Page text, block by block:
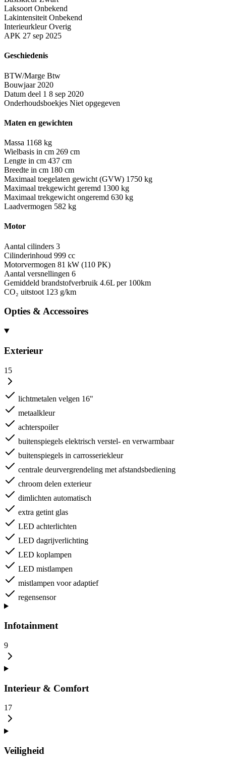
Laksoort Onbekend
Lakintensiteit Onbekend
Interieurkleur Overig
APK 27 sep 2025
Geschiedenis
BTW/Marge Btw
Bouwjaar 2020
Datum deel 1 8 sep 2020
Onderhoudsboekjes Niet opgegeven
Maten en gewichten
Massa 1168 kg
Wielbasis in cm 269 cm
Lengte in cm 437 cm
Breedte in cm 180 cm
Maximaal toegelaten gewicht (GVW) 1750 kg
Maximaal trekgewicht geremd 1300 kg
Maximaal trekgewicht ongeremd 630 kg
Laadvermogen 582 kg
Motor
Aantal cilinders 3
Cilinderinhoud 999 cc
Motorvermogen 81 kW (110 PK)
Aantal versnellingen 6
Gemiddeld brandstofverbruik 4.6L per 100km
CO₂ uitstoot 123 g/km
Opties & Accessoires
Exterieur
15
lichtmetalen velgen 16"
metaalkleur
achterspoiler
buitenspiegels elektrisch verstel- en verwarmbaar
buitenspiegels in carrosseriekleur
centrale deurvergrendeling met afstandsbediening
chroom delen exterieur
dimlichten automatisch
extra getint glas
LED achterlichten
LED dagrijverlichting
LED koplampen
LED mistlampen
mistlampen voor adaptief
regensensor
Infotainment
9
Interieur & Comfort
17
Veiligheid